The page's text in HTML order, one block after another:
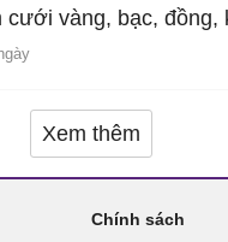
cưới vàng, bạc, đồng,
nhiêu năm?
Xem thêm
Chính sách